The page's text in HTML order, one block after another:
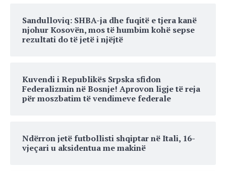
Sandulloviq: SHBA-ja dhe fuqitë e tjera kanë
njohur Kosovën, mos të humbim kohë sepse
rezultati do të jetë i njëjtë
Kuvendi i Republikës Srpska sfidon
Federalizmin në Bosnje! Aprovon ligje të reja
për moszbatim të vendimeve federale
Ndërron jetë futbollisti shqiptar në Itali, 16-
vjeçari u aksidentua me makinë